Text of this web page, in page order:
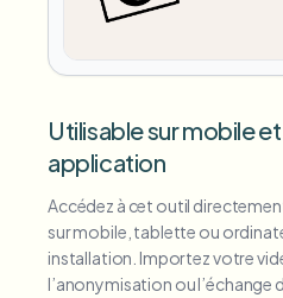
Utilisable sur mobile
application
Accédez à cet outil
sur mobile, tablette ou
installation. Importez votre
l’anonymisation ou l’échange